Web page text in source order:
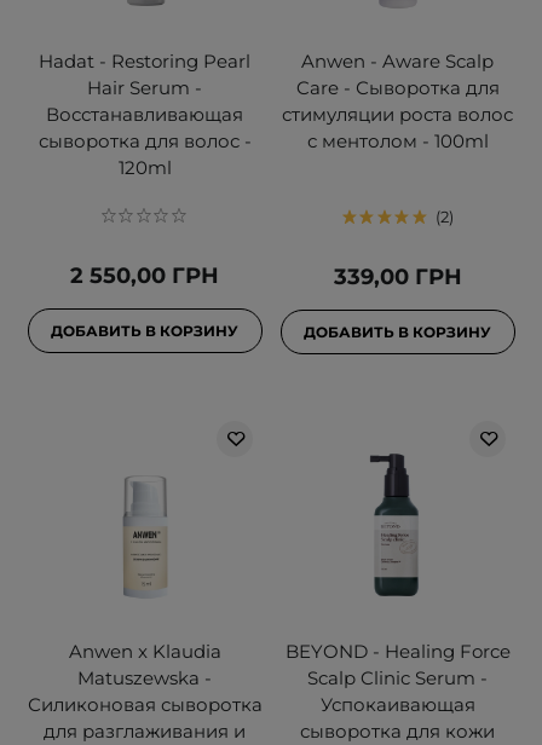
Hadat - Restoring Pearl
Hair Serum -
Восстанавливающая
сыворотка для волос -
120ml
2 550,00 ГРН
ДОБАВИТЬ В КОРЗИНУ
Anwen - Aware Scalp
Care - Сыворотка для
стимуляции роста волос
с ментолом - 100ml
2
339,00 ГРН
ДОБАВИТЬ В КОРЗИНУ
Anwen x Klaudia
Matuszewska -
Силиконовая сыворотка
для разглаживания и
BEYOND - Healing Force
Scalp Clinic Serum -
Успокаивающая
сыворотка для кожи